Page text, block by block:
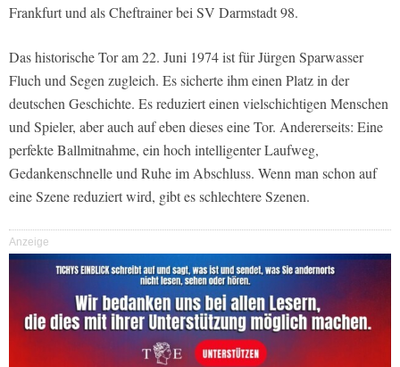
Frankfurt und als Cheftrainer bei SV Darmstadt 98.
Das historische Tor am 22. Juni 1974 ist für Jürgen Sparwasser
Fluch und Segen zugleich. Es sicherte ihm einen Platz in der
deutschen Geschichte. Es reduziert einen vielschichtigen Menschen
und Spieler, aber auch auf eben dieses eine Tor. Andererseits: Eine
perfekte Ballmitnahme, ein hoch intelligenter Laufweg,
Gedankenschnelle und Ruhe im Abschluss. Wenn man schon auf
eine Szene reduziert wird, gibt es schlechtere Szenen.
Anzeige